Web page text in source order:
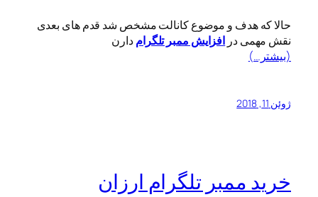
حالا که هدف و موضوع کانالت مشخص شد قدم های بعدی
نقش مهمی در افزایش ممبر تلگرامدارن
(بیشتر…)
ژوئن 11, 2018
خرید ممبر تلگرام ارزان